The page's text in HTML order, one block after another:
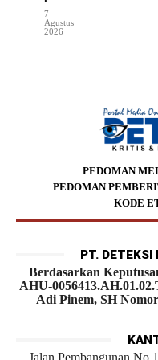
7
Agustus
2026
PEDOMAN
PEDOMAN
KODE
PT. DETEKSI
Berdasarkan
AHU-
Adi Pinem, SH
Jalan Pembangunan